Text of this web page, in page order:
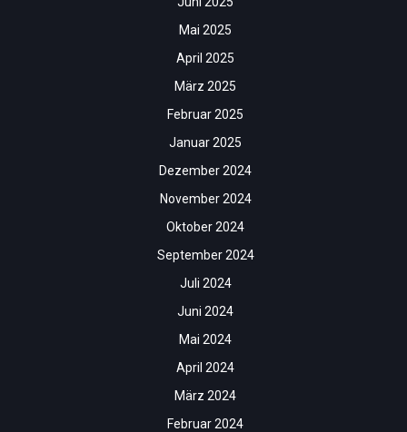
Mai 2025
April 2025
März 2025
Februar 2025
Januar 2025
Dezember 2024
November 2024
Oktober 2024
September 2024
Juli 2024
Juni 2024
Mai 2024
April 2024
März 2024
Februar 2024